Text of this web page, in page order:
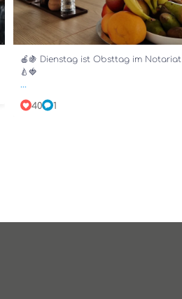
🍎🍇 Dienstag ist Obsttag im Notariat
🍐🍓
...
40 1